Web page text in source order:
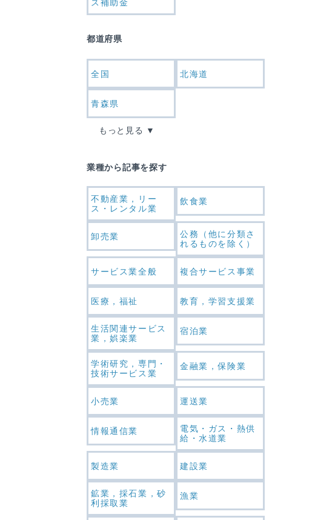
ス補助金
都道府県
全国 北海道
青森県
もっと見る
業種から記事を探す
不動産業，リー
ス・レンタル業
飲食業
卸売業
公務（他に分類さ
れるものを除く）
サービス業全般 複合サービス事業
医療，福祉 教育，学習支援業
生活関連サービス
業，娯楽業
宿泊業
学術研究，専門・
技術サービス業
金融業，保険業
小売業 運送業
情報通信業
電気・ガス・熱供
給・水道業
製造業 建設業
鉱業，採石業，砂
利採取業
漁業